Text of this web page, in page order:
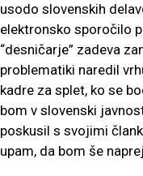
usodo slovenskih
elektronsko sporočilo
“desničarje” zadeva
problematiki naredil
kadre za splet, ko se
bom v slovenski
poskusil s svojimi
upam, da bom še